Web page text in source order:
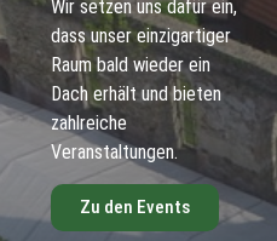
Wir setzen uns dafür ein,
dass unser einzigartiger
Raum bald wieder ein
Dach erhält und bieten
zahlreiche
Veranstaltungen.
Zu den Events